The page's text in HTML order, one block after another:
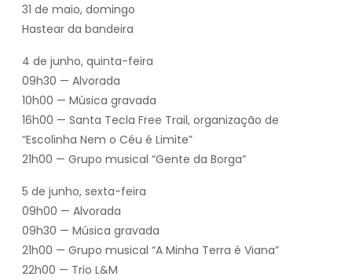
31 de maio, domingo
Hastear da bandeira
4 de junho, quinta-feira
09h30 — Alvorada
10h00 — Música gravada
16h00 — Santa Tecla Free Trail, organização de
“Escolinha Nem o Céu é Limite”
21h00 — Grupo musical “Gente da Borga”
5 de junho, sexta-feira
09h00 — Alvorada
09h30 — Música gravada
21h00 — Grupo musical “A Minha Terra é Viana”
22h00 — Trio L&M